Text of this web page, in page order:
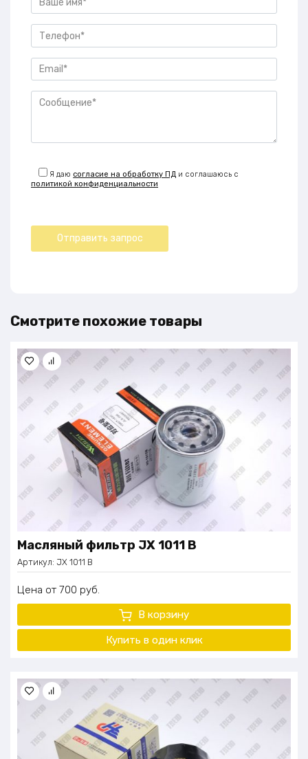
Я даюсогласие на обработку ПД и соглашаюсь с
политикой конфиденциальности
Смотрите похожие товары
Масляный фильтр JX 1011 В
Артикул: JX 1011 В
Цена 700 руб.
В корзину
Купить в один клик